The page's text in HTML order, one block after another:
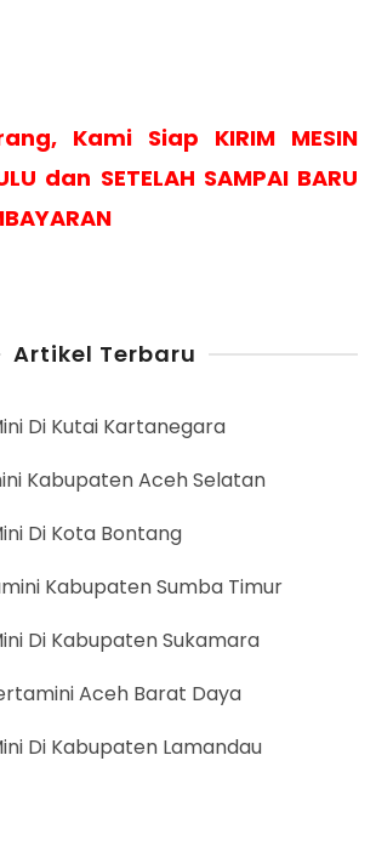
Kami Siap KIRIM MESIN
dan SETELAH SAMPAI BARU
Artikel Terbaru
Di Kutai Kartanegara
Kabupaten Aceh Selatan
Di Kota Bontang
Kabupaten Sumba Timur
Di Kabupaten Sukamara
Aceh Barat Daya
Di Kabupaten Lamandau